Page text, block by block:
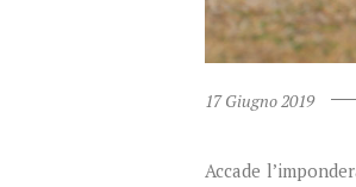
17 Giugno 2019
Accade